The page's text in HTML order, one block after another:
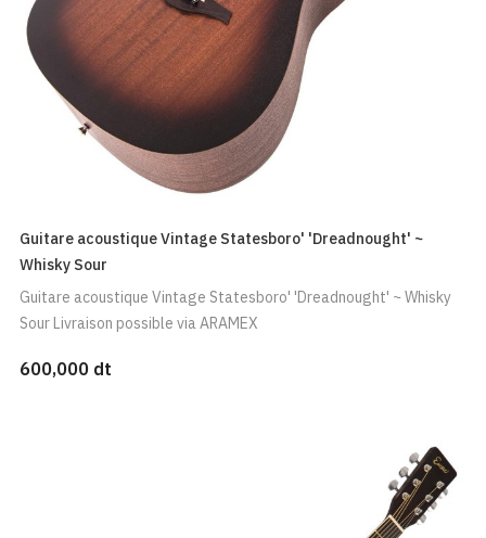
Guitare acoustique Vintage Statesboro' 'Dreadnought' ~
Whisky Sour
Guitare acoustique Vintage Statesboro' 'Dreadnought' ~ Whisky
Sour Livraison possible via ARAMEX
600,000 dt